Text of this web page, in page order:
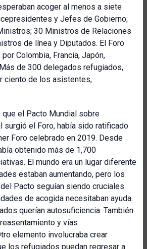
acoger al menos a siete
y Jefes de Gobierno;
30 Ministros de Relaciones
de línea y Diputados. El Foro
Colombia, Francia, Japón,
de 300 delegados refugiados,
ciento de los asistentes,
que el Pacto Mundial sobre
surgió el Foro, había sido ratificado
Foro celebrado en 2019. Desde
obtenido más de 1,700
El mundo era un lugar diferente
estaban aumentando, pero los
Pacto seguían siendo cruciales.
de acogida necesitaban ayuda.
querían autosuficiencia. También
y vías
elemento involucraba crear
los refugiados puedan regresar a